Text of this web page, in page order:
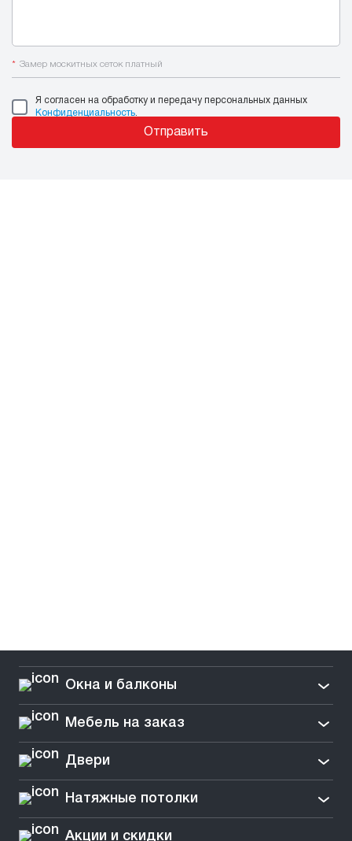
* Замер москитных сеток платный
Я согласен на обработку и передачу персональных данных
Конфиденциальность
Отправить
Окна и балконы
Мебель на заказ
Двери
Натяжные потолки
Акции и скидки